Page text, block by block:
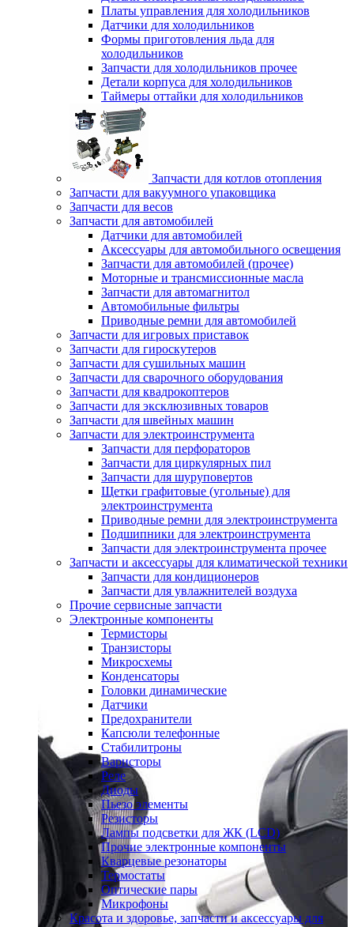
Платы управления для холодильников
Датчики для холодильников
Формы приготовления льда для
холодильников
Запчасти для холодильников прочее
Детали корпуса для холодильников
Таймеры оттайки для холодильников
Запчасти для котлов отопления
Запчасти для вакуумного упаковщика
Запчасти для весов
Запчасти для автомобилей
Датчики для автомобилей
Аксессуары для автомобильного освещения
Запчасти для автомобилей (прочее)
Моторные и трансмиссионные масла
Запчасти для автомагнитол
Автомобильные фильтры
Приводные ремни для автомобилей
Запчасти для игровых приставок
Запчасти для гироскутеров
Запчасти для сушильных машин
Запчасти для сварочного оборудования
Запчасти для квадрокоптеров
Запчасти для эксклюзивных товаров
Запчасти для швейных машин
Запчасти для электроинструмента
Запчасти для перфораторов
Запчасти для циркулярных пил
Запчасти для шуруповертов
Щетки графитовые (угольные) для
электроинструмента
Приводные ремни для электроинструмента
Подшипники для электроинструмента
Запчасти для электроинструмента прочее
Запчасти и аксессуары для климатической техники
Запчасти для кондиционеров
Запчасти для увлажнителей воздуха
Прочие сервисные запчасти
Электронные компоненты
Термисторы
Транзисторы
Микросхемы
Конденсаторы
Головки динамические
Датчики
Предохранители
Капсюли телефонные
Стабилитроны
Варисторы
Реле
Диоды
Пьезо элементы
Резисторы
Лампы подсветки для ЖК (LCD)
Прочие электронные компоненты
Кварцевые резонаторы
Термостаты
Оптические пары
Микрофоны
Красота и здоровье, запчасти и аксессуары для